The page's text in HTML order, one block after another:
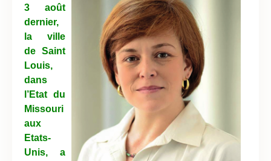
3 août
dernier,
la ville
de Saint
Louis,
dans
l’Etat du
Missouri
aux
Etats-
Unis, a